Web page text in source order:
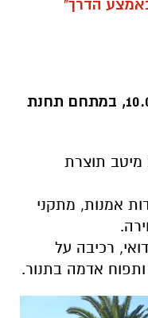
הדרך"
כל שבת בין השעות 10.00-16.00, במתחם תחנת
מיטב תוצרת
אמנות, מתקני
רכיבה על
אדמה בתנור.